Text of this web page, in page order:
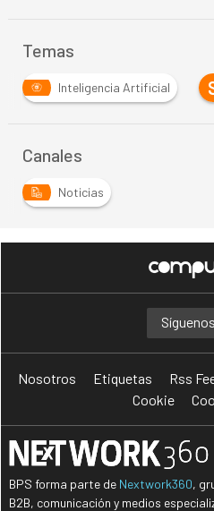
Temas
Inteligencia Artificial
Canales
Noticias
Síguenos
Nosotros Etiquetas Rss
Cookie
BPS forma parte de Nextwork360,
B2B, comunicación y medios